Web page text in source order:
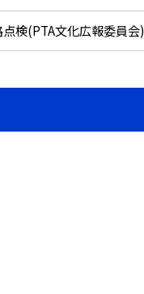
検(PTA文化広報委員会)